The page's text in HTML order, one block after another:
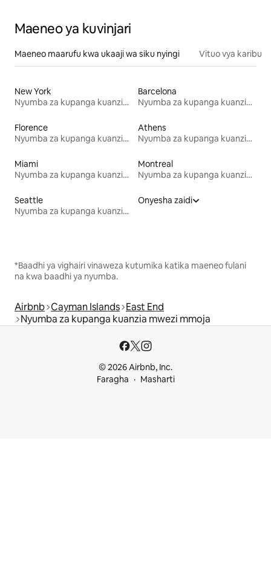
Maeneo ya kuvinjari
Maeneo maarufu kwa ukaaji wa siku nyingi Vituo vya karibu
New York
Nyumba za kupanga kuanzia mwezi mmoja
Barcelona
Nyumba za kupanga kuanzia mwezi mmoja
Florence
Nyumba za kupanga kuanzia mwezi mmoja
Athens
Nyumba za kupanga kuanzia mwezi mmoja
Miami
Nyumba za kupanga kuanzia mwezi mmoja
Montreal
Nyumba za kupanga kuanzia mwezi mmoja
Seattle
Nyumba za kupanga kuanzia mwezi mmoja
Onyesha zaidi
*Baadhi ya vighairi vinaweza kutumika katika maeneo fulani
na kwa baadhi ya nyumba.
Airbnb Cayman Islands East End
Nyumba za kupanga kuanzia mwezi mmoja
© 2026 Airbnb, Inc.
Faragha
Masharti